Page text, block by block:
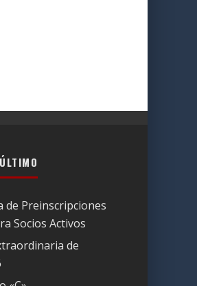
de Preinscripciones
Socios Activos
de